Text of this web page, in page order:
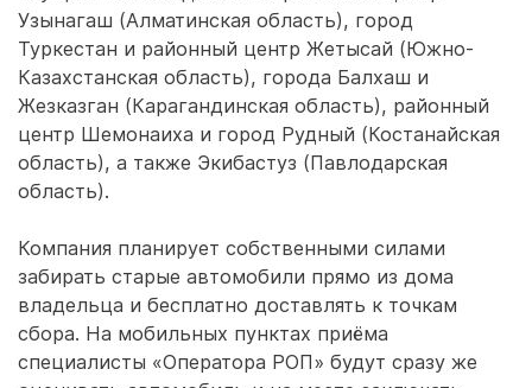
Узынагаш (Алматинская область), город
Туркестан и районный центр Жетысай (Южно-
Казахстанская область), города Балхаш и
Жезказган (Карагандинская область), районный
центр Шемонаиха и город Рудный (Костанайская
область), а также Экибастуз (Павлодарская
область).
Компания планирует собственными силами
забирать старые автомобили прямо из дома
владельца и бесплатно доставлять к точкам
сбора. На мобильных пунктах приёма
специалисты «Оператора РОП» будут сразу же